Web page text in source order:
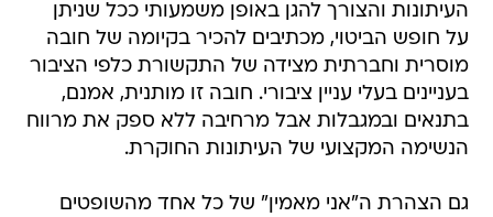
העיתונות והצורך להגן באופן משמעותי ככל שניתן
על חופש הביטוי, מכתיבים להכיר בקיומה של חובה
מוסרית וחברתית מצידה של התקשורת כלפי הציבור
בעניינים בעלי עניין ציבורי. חובה זו מותנית, אמנם,
בתנאים ובמגבלות אבל מרחיבה ללא ספק את מרווח
הנשימה המקצועי של העיתונות החוקרת.
גם הצהרת ה"אני מאמין" של כל אחד מהשופטים